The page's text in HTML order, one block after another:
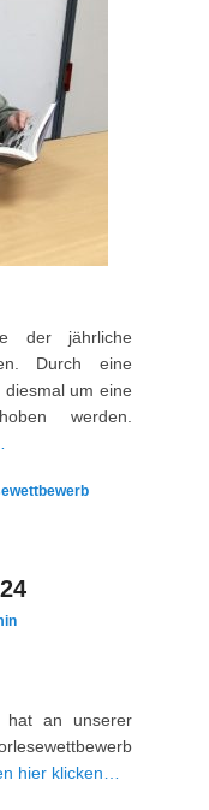
der jährliche
Durch eine
um eine
werden.
hat an unserer
hier klicken…